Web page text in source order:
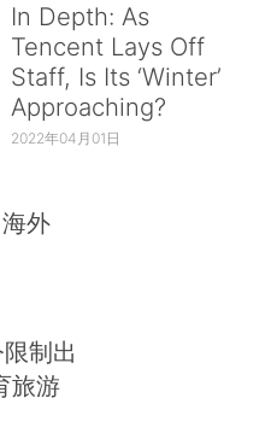
In Depth: As
Tencent Lays Off
Staff, Is Its ‘Winter’
Approaching?
2022年04月01日
外
制出
旅游